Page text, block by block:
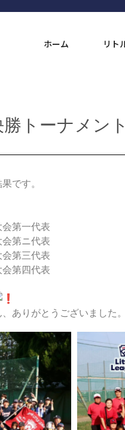
ホーム リト
トーナメン
です。
第一代表
第ニ代表
第三代表
第四代表
ありがとうございました。